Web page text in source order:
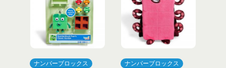
ナンバーブロックス ナンバーブロックス